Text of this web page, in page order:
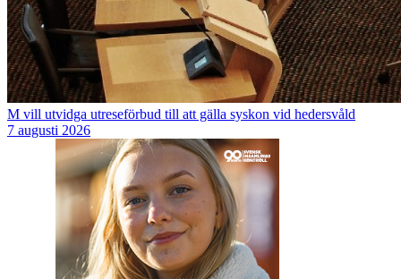
M vill utvidga utreseförbud till att gälla syskon vid hedersvåld
7 augusti 2026